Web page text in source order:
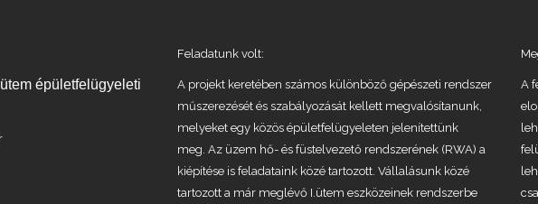
épületfelügyeleti
Feladatunk volt:
A projekt keretében számos különböző gépészeti rendszer
műszerezését és szabályozását kellett megvalósítanunk,
melyeket egy közös épületfelügyeleten jelenítettünk
meg. Az üzem hő- és füstelvezető rendszerének (RWA) a
kiépítése is feladataink közé tartozott. Vállalásunk közé
tartozott a már meglévő I.ütem eszközeinek rendszerbe
A